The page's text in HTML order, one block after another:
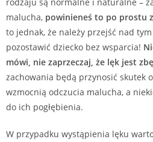
malucha, powinieneś to po prostu
to jednak, że należy przejść nad
pozostawić dziecko bez wsparcia!
mówi, nie zaprzeczaj, że lęk jest
zachowania będą przynosić skutek
wzmocnią odczucia malucha, a
do ich pogłębienia.
W przypadku wystąpienia lęku